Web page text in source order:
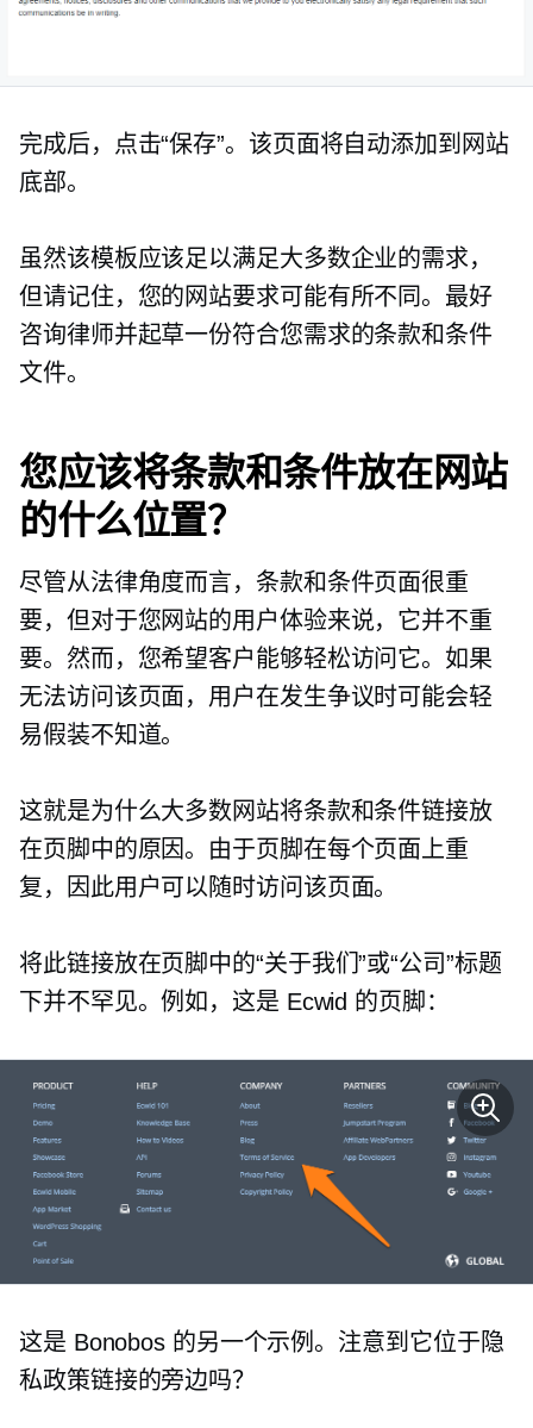
完成后，点击“保存”。该页面将自动添加到网站
底部。
虽然该模板应该足以满足大多数企业的需求，
但请记住，您的网站要求可能有所不同。最好
咨询律师并起草一份符合您需求的条款和条件
文件。
您应该将条款和条件放在网站
的什么位置？
尽管从法律角度而言，条款和条件页面很重
要，但对于您网站的用户体验来说，它并不重
要。然而，您希望客户能够轻松访问它。如果
无法访问该页面，用户在发生争议时可能会轻
易假装不知道。
这就是为什么大多数网站将条款和条件链接放
在页脚中的原因。由于页脚在每个页面上重
复，因此用户可以随时访问该页面。
将此链接放在页脚中的“关于我们”或“公司”标题
下并不罕见。例如，这是 Ecwid 的页脚：
这是 Bonobos 的另一个示例。注意到它位于隐
私政策链接的旁边吗？